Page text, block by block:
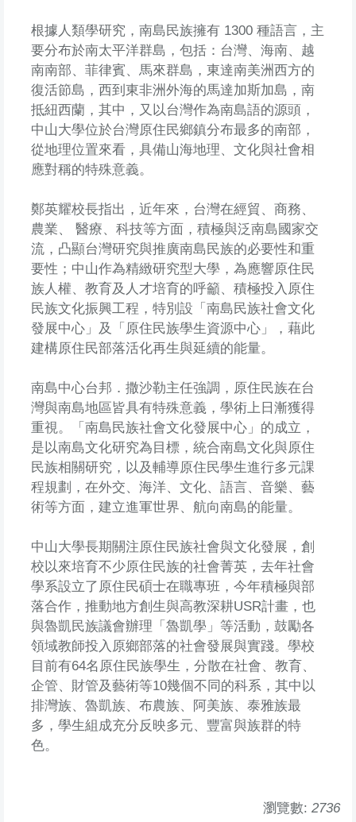
根據人類學研究，南島民族擁有 1300 種語言，主
要分布於南太平洋群島，包括：台灣、海南、越
南南部、菲律賓、馬來群島，東達南美洲西方的
復活節島，西到東非洲外海的馬達加斯加島，南
抵紐西蘭，其中，又以台灣作為南島語的源頭，
中山大學位於台灣原住民鄉鎮分布最多的南部，
從地理位置來看，具備山海地理、文化與社會相
應對稱的特殊意義。
鄭英耀校長指出，近年來，台灣在經貿、商務、
農業、 醫療、科技等方面，積極與泛南島國家交
流，凸顯台灣研究與推廣南島民族的必要性和重
要性；中山作為精緻研究型大學，為應響原住民
族人權、教育及人才培育的呼籲、積極投入原住
民族文化振興工程，特別設「南島民族社會文化
發展中心」及「原住民族學生資源中心」，藉此
建構原住民部落活化再生與延續的能量。
南島中心台邦．撒沙勒主任強調，原住民族在台
灣與南島地區皆具有特殊意義，學術上日漸獲得
重視。「南島民族社會文化發展中心」的成立，
是以南島文化研究為目標，統合南島文化與原住
民族相關研究，以及輔導原住民學生進行多元課
程規劃，在外交、海洋、文化、語言、音樂、藝
術等方面，建立進軍世界、航向南島的能量。
中山大學長期關注原住民族社會與文化發展，創
校以來培育不少原住民族的社會菁英，去年社會
學系設立了原住民碩士在職專班，今年積極與部
落合作，推動地方創生與高教深耕USR計畫，也
與魯凱民族議會辦理「魯凱學」等活動，鼓勵各
領域教師投入原鄉部落的社會發展與實踐。學校
目前有64名原住民族學生，分散在社會、教育、
企管、財管及藝術等10幾個不同的科系，其中以
排灣族、魯凱族、布農族、阿美族、泰雅族最
多，學生組成充分反映多元、豐富與族群的特
色。
瀏覽數: 2736